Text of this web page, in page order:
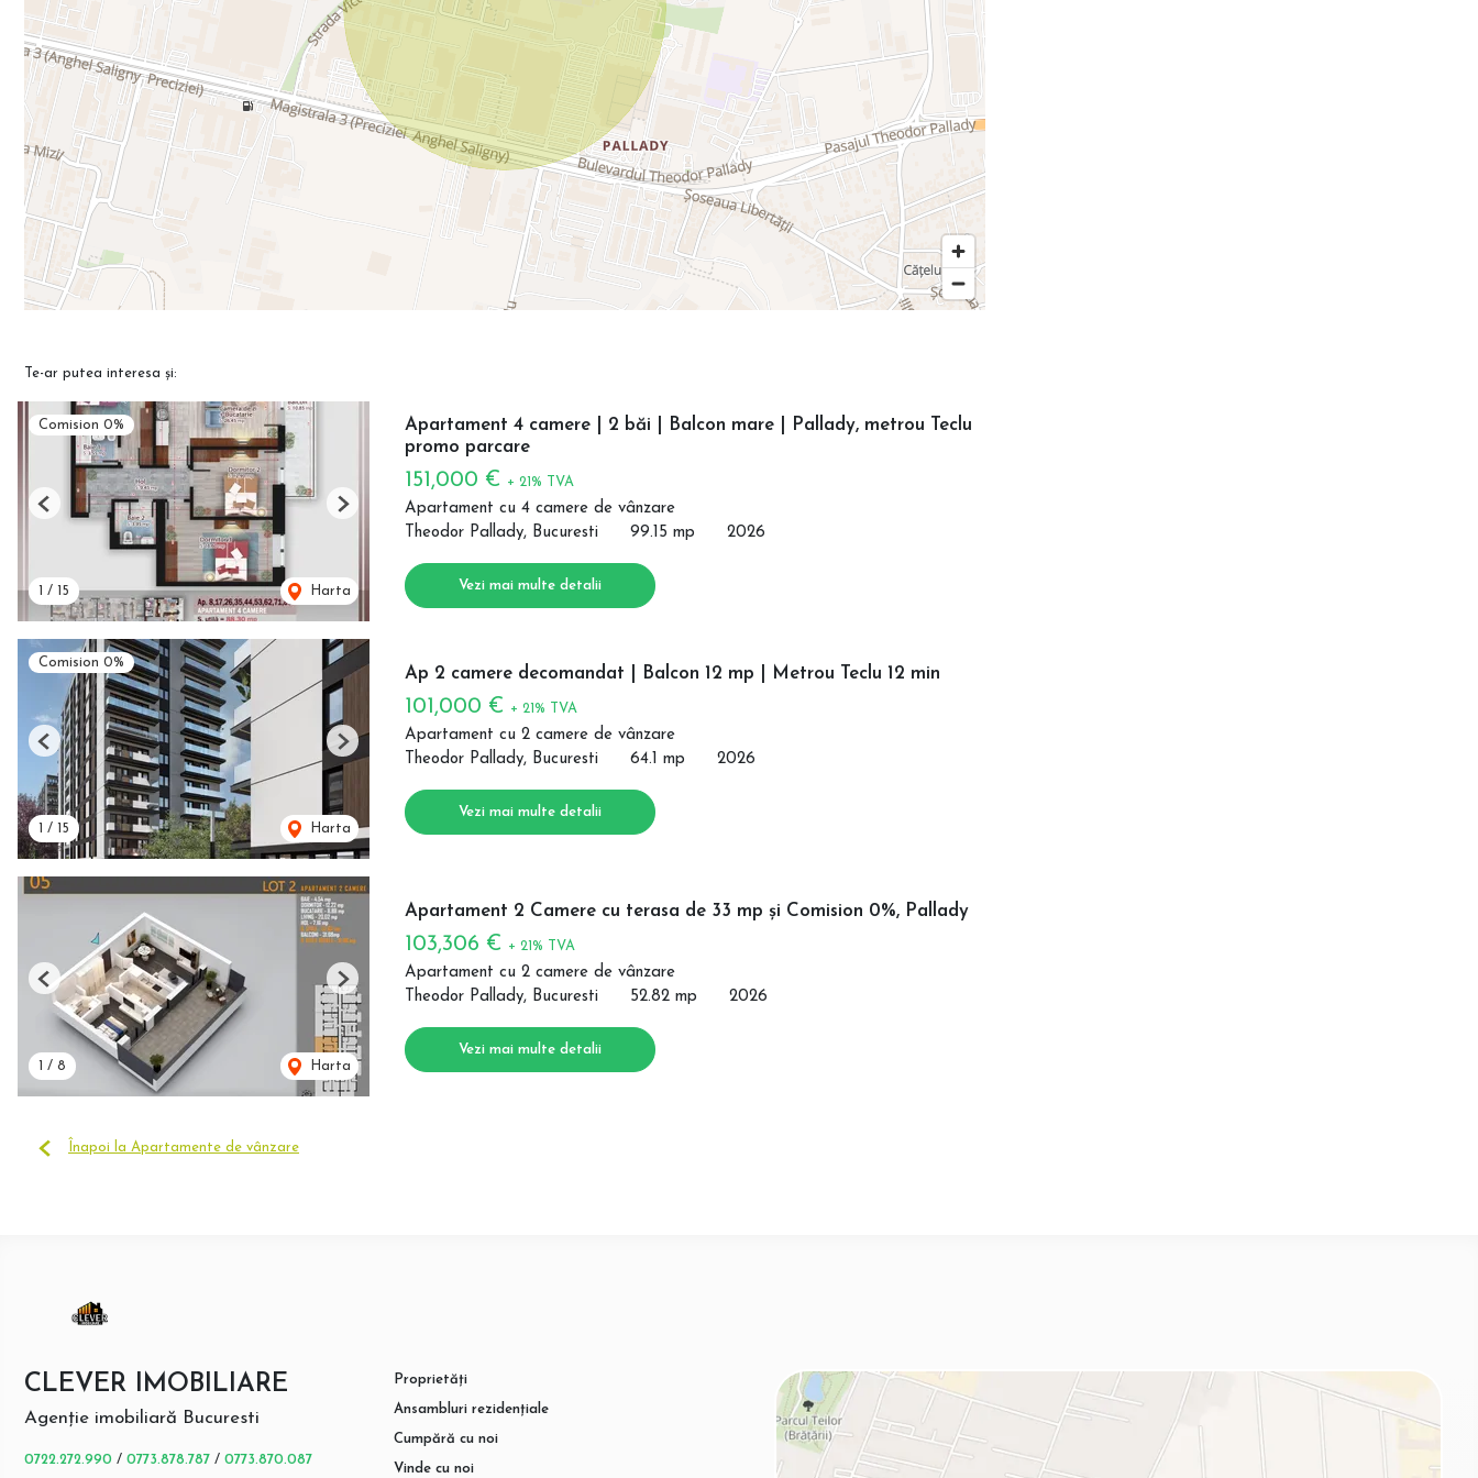
Te-ar putea interesa și:
Comision 0%
/ 15 Harta
Previous Next
Apartament 4 camere | 2 băi | Balcon mare | Pallady, metrou Teclu
promo parcare
151,000 € + 21% TVA
Apartament cu 4 camere de vânzare
Theodor Pallady, Bucuresti
99.15 mp 2026
Vezi mai multe detalii
Comision 0%
/ 15 Harta
Previous Next
Ap 2 camere decomandat | Balcon 12 mp | Metrou Teclu 12 min
101,000 € + 21% TVA
Apartament cu 2 camere de vânzare
Theodor Pallady, Bucuresti
64.1 mp 2026
Vezi mai multe detalii
/ 8 Harta
Previous Next
Apartament 2 Camere cu terasa de 33 mp și Comision 0%, Pallady
103,306 € + 21% TVA
Apartament cu 2 camere de vânzare
Theodor Pallady, Bucuresti
52.82 mp 2026
Vezi mai multe detalii
Înapoi la Apartamente de vânzare
CLEVER IMOBILIARE
Agenție imobiliară Bucuresti
0722.272.990 / 0773.878.787 / 0773.870.087
Proprietăți
Ansambluri rezidențiale
Cumpără cu noi
Vinde cu noi